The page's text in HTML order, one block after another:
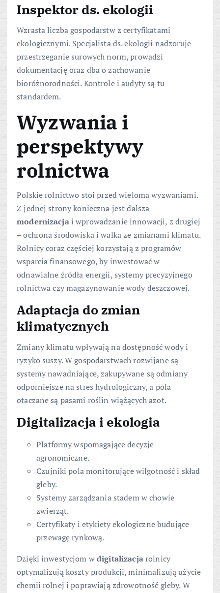
Inspektor ds. ekologii
Wzrasta liczba gospodarstw z certyfikatami
ekologicznymi. Specjalista ds. ekologii nadzoruje
przestrzeganie surowych norm, prowadzi
dokumentację oraz dba o zachowanie
bioróżnorodności. Kontrole i audyty są tu
standardem.
Wyzwania i
perspektywy
rolnictwa
Polskie rolnictwo stoi przed wieloma wyzwaniami.
Z jednej strony konieczna jest dalsza
modernizacjai wprowadzanie innowacji, z drugiej
– ochrona środowiska i walka ze zmianami klimatu.
Rolnicy coraz częściej korzystają z programów
wsparcia finansowego, by inwestować w
odnawialne źródła energii, systemy precyzyjnego
rolnictwa czy magazynowanie wody deszczowej.
Adaptacja do zmian
klimatycznych
Zmiany klimatu wpływają na dostępność wody i
ryzyko suszy. W gospodarstwach rozwijane są
systemy nawadniające, zakupywane są odmiany
odporniejsze na stres hydrologiczny, a pola
otaczane są pasami roślin wiążących azot.
Digitalizacja i ekologia
Platformy wspomagające decyzje
agronomiczne.
Czujniki pola monitorujące wilgotność i skład
gleby.
Systemy zarządzania stadem w chowie
zwierząt.
Certyfikaty i etykiety ekologiczne budujące
przewagę rynkową.
Dzięki inwestycjom wdigitalizacjarolnicy
optymalizują koszty produkcji, minimalizują użycie
chemii rolnej i poprawiają zdrowotność gleby. W